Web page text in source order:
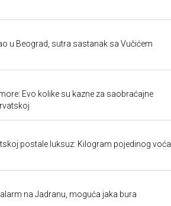
u Beograd, sutra sastanak sa Vučićem
Evo kolike su kazne za saobraćajne
postale luksuz: Kilogram pojedinog voća
na Jadranu, moguća jaka bura